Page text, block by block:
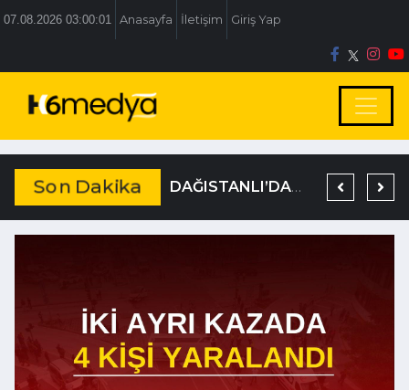
07.08.2026 03:00:02 Anasayfa İletişim Giriş Yap
Son Dakika DAĞISTANLI’DAN, ÖZLÜ’NÜN OTOGAR KARARINA SERT TEPKİ